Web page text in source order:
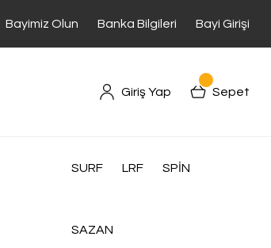
Bayimiz Olun Banka Bilgileri Bayi Girişi
Giriş Yap Sepet
SURF LRF SPİN
SAZAN